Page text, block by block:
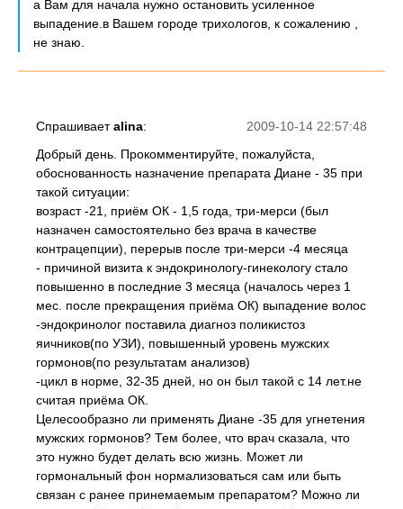
а Вам для начала нужно остановить усиленное
выпадение.в Вашем городе трихологов, к сожалению ,
не знаю.
2009-10-14 22:57:48
Спрашиваетalina:
Добрый день. Прокомментируйте, пожалуйста,
обоснованность назначение препарата Диане - 35 при
такой ситуации:
возраст -21, приём ОК - 1,5 года, три-мерси (был
назначен самостоятельно без врача в качестве
контрацепции), перерыв после три-мерси -4 месяца
- причиной визита к эндокринологу-гинекологу стало
повышенно в последние 3 месяца (началось через 1
мес. после прекращения приёма ОК) выпадение волос
-эндокринолог поставила диагноз поликистоз
яичников(по УЗИ), повышенный уровень мужских
гормонов(по результатам анализов)
-цикл в норме, 32-35 дней, но он был такой с 14 лет.не
считая приёма ОК.
Целесообразно ли применять Диане -35 для угнетения
мужских гормонов? Тем более, что врач сказала, что
это нужно будет делать всю жизнь. Может ли
гормональный фон нормализоваться сам или быть
связан с ранее принемаемым препаратом? Можно ли